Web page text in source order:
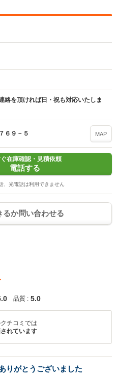
を頂ければ日・祝も対応いたしま
６９－５ MAP
在庫確認・見積依頼
電話する
光電話は利用できません
るか問い合わせる
品質 : 5.0
チコミでは
れています
りがとうございました
際に自動入力されます
はい